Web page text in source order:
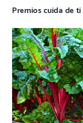
Premios cuida de